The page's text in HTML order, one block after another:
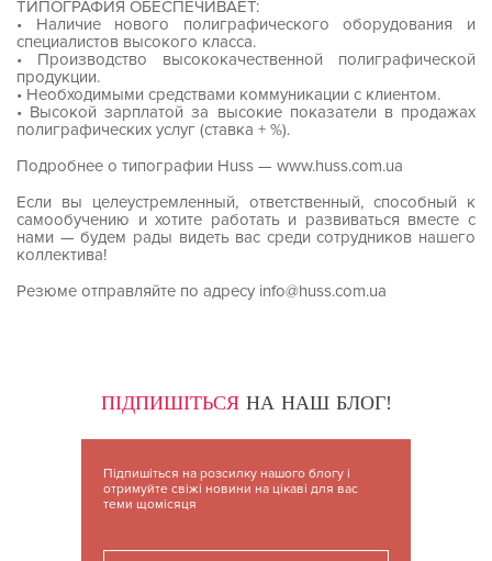
ТИПОГРАФИЯ ОБЕСПЕЧИВАЕТ:
• Наличие нового полиграфического оборудования и
специалистов высокого класса.
• Производство высококачественной полиграфической
продукции.
• Необходимыми средствами коммуникации с клиентом.
• Высокой зарплатой за высокие показатели в продажах
полиграфических услуг (ставка + %).
Подробнее о типографии Huss — www.huss.com.ua
Если вы целеустремленный, ответственный, способный к
самообучению и хотите работать и развиваться вместе с
нами — будем рады видеть вас среди сотрудников нашего
коллектива!
Резюме отправляйте по адресу info@huss.com.ua
ПІДПИШІТЬСЯНА НАШ БЛОГ!
Підпишіться на розсилку нашого блогу і
отримуйте свіжі новини на цікаві для вас
теми щомісяця